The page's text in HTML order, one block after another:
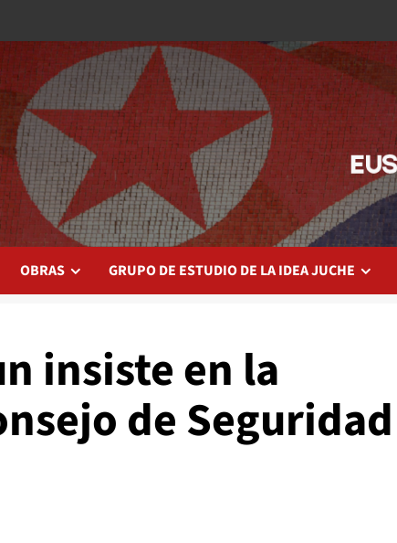
OBRAS GRUPO DE ESTUDIO DE LA IDEA JUCHE
insiste en la
de Seguridad